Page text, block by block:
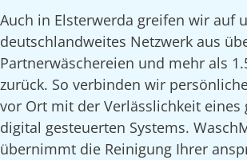
Auch in Elsterwerda greifen wir auf
deutschlandweites Netzwerk aus
Partnerwäschereien und mehr als
zurück. So verbinden wir
vor Ort mit der Verlässlichkeit eines
digital gesteuerten Systems.
übernimmt die Reinigung Ihrer